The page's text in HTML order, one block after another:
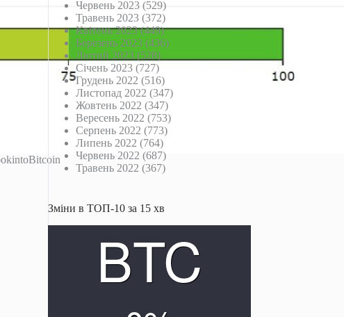
Червень 2023 (529)
Травень 2023 (372)
Квітень 2023(449)
Березень 2023 (436)
Лютий 2023 (528)
Січень 2023 (727)
Грудень 2022 (516)
Листопад 2022 (347)
Жовтень 2022 (347)
Вересень 2022 (753)
Серпень 2022 (773)
Липень 2022 (764)
Червень 2022 (687)
Травень 2022 (367)
Зміни в ТОП-10 за 15 хв